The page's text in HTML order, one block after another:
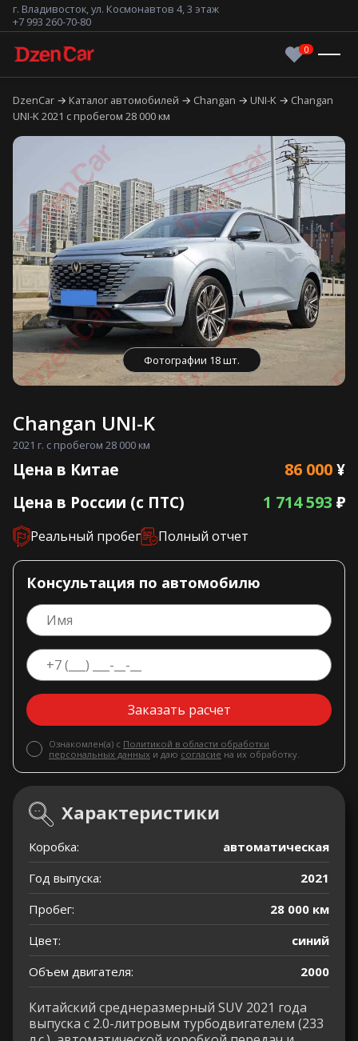
г. Владивосток, ул. Космонавтов 4, 3 этаж
+7 993 260-70-80
DzenCar Каталог автомобилей Changan UNI-K
Changan
UNI-K 2021 с пробегом 28 000 км
Фотографии 18 шт.
Changan UNI-K
2021 г. с пробегом 28 000 км
Цена в Китае 86 000¥
Цена в России (с ПТС)
1 714 593 ₽
Реальный пробег Полный отчет
Консультация по автомобилю
Заказать расчет
Ознакомлен(а) с Политикой в области обработки
персональных данных и даю согласие на их обработку.
Характеристики
Коробка:
автоматическая
Год выпуска:
2021
Пробег:
28 000 км
Цвет:
синий
Объем двигателя:
2000
Китайский среднеразмерный SUV 2021 года
выпуска с 2.0-литровым турбодвигателем (233